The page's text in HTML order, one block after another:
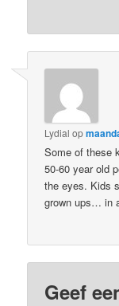
Lydial op
Some of these
50-60 year old
the eyes. Kids
grown ups… in
Geef